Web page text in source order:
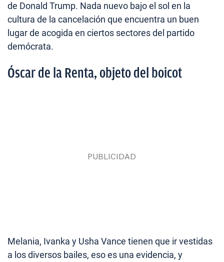
de Donald Trump. Nada nuevo bajo el sol en la
cultura de la cancelación que encuentra un buen
lugar de acogida en ciertos sectores del partido
demócrata.
Óscar de la Renta, objeto del boicot
Melania, Ivanka y Usha Vance tienen que ir vestidas
a los diversos bailes, eso es una evidencia, y